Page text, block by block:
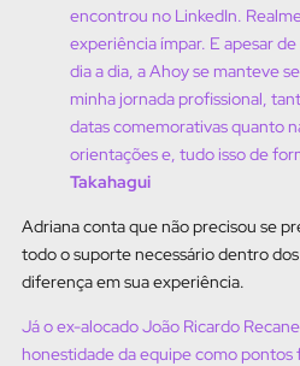
encontrou no LinkedIn.
experiência ímpar. E apesar
dia a dia, a Ahoy se manteve
minha jornada profissional,
datas comemorativas quanto
orientações e, tudo isso de
Takahagui
Adriana conta que não precisou se
todo o suporte necessário dentro
diferença em sua experiência.
Já o ex-alocado João Ricardo
honestidade da equipe como